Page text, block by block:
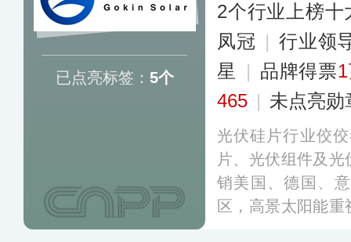
已点亮标签： 5个
2个行业上榜十
凤冠 | 行业领
星
| 品牌得票
465 | 未点亮勋
光伏硅片行业佼
片、光伏组件及
销美国、德国、
区，高景太阳能